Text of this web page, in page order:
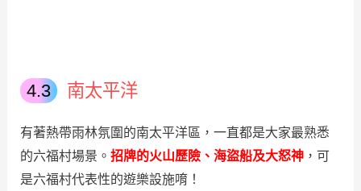
南太平洋
有著熱帶雨林氛圍的南太平洋區，一直都是大家最熟悉
的六福村場景。 招牌的火山歷險、海盜船及大怒神，可
是六福村代表性的遊樂設施唷！